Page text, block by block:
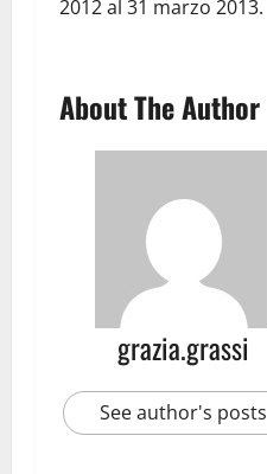
2012 al 31 marzo 2013.
About The Author
grazia.grassi
See author's posts